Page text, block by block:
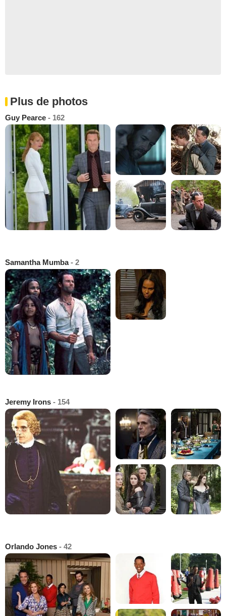
Plus de photos
Guy Pearce - 162
Samantha Mumba- 2
Jeremy Irons - 154
Orlando Jones - 42